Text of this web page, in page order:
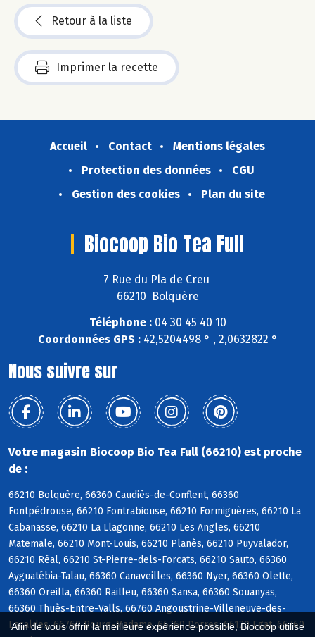
Afin de vous offrir la meilleure expérience possible, Biocoop utilise
Retour à la liste
Imprimer la recette
Accueil Contact
Mentions légales
Protection des données
CGU
Gestion des cookies
Plan du site
Biocoop Bio Tea Full
7 Rue du Pla de Creu
66210 Bolquère
Téléphone :04 30 45 40 10
Coordonnées GPS :42,5204498 ° , 2,0632822 °
Nous suivre sur
Votre magasin Biocoop Bio Tea Full (66210) est proche
de :
66210 Bolquère, 66360 Caudiès-de-Conflent, 66360
Fontpédrouse, 66210 Fontrabiouse, 66210 Formiguères, 66210 La
Cabanasse, 66210 La Llagonne, 66210 Les Angles, 66210
Matemale, 66210 Mont-Louis, 66210 Planès, 66210 Puyvalador,
66210 Réal, 66210 St-Pierre-dels-Forcats, 66210 Sauto, 66360
Ayguatébia-Talau, 66360 Canaveilles, 66360 Nyer, 66360 Olette,
66360 Oreilla, 66360 Railleu, 66360 Sansa, 66360 Souanyas,
66360 Thuès-Entre-Valls, 66760 Angoustrine-Villeneuve-des-
Escaldes, 66760 Bourg-Madame, 66760 Dorres, 66120 Egat, 66760